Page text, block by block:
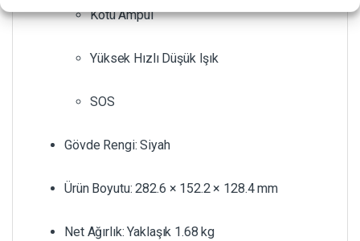
Kötü Ampul
Yüksek Hızlı Düşük Işık
SOS
Gövde Rengi: Siyah
Ürün Boyutu: 282.6 × 152.2 × 128.4 mm
Net Ağırlık: Yaklaşık 1.68 kg